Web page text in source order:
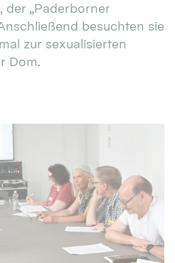
der „Paderborner
besuchten sie
zur sexualisierten
Dom.